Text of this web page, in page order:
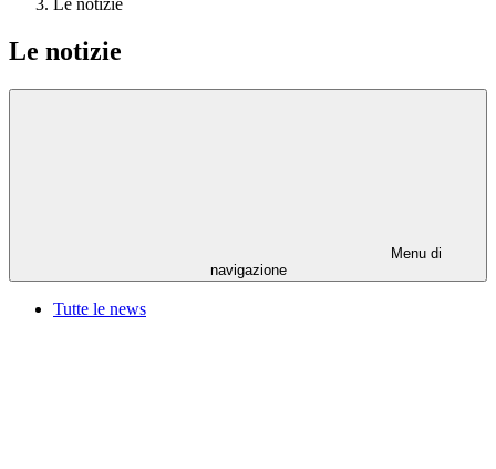
Le notizie
Le notizie
Menu di
navigazione
Tutte le news